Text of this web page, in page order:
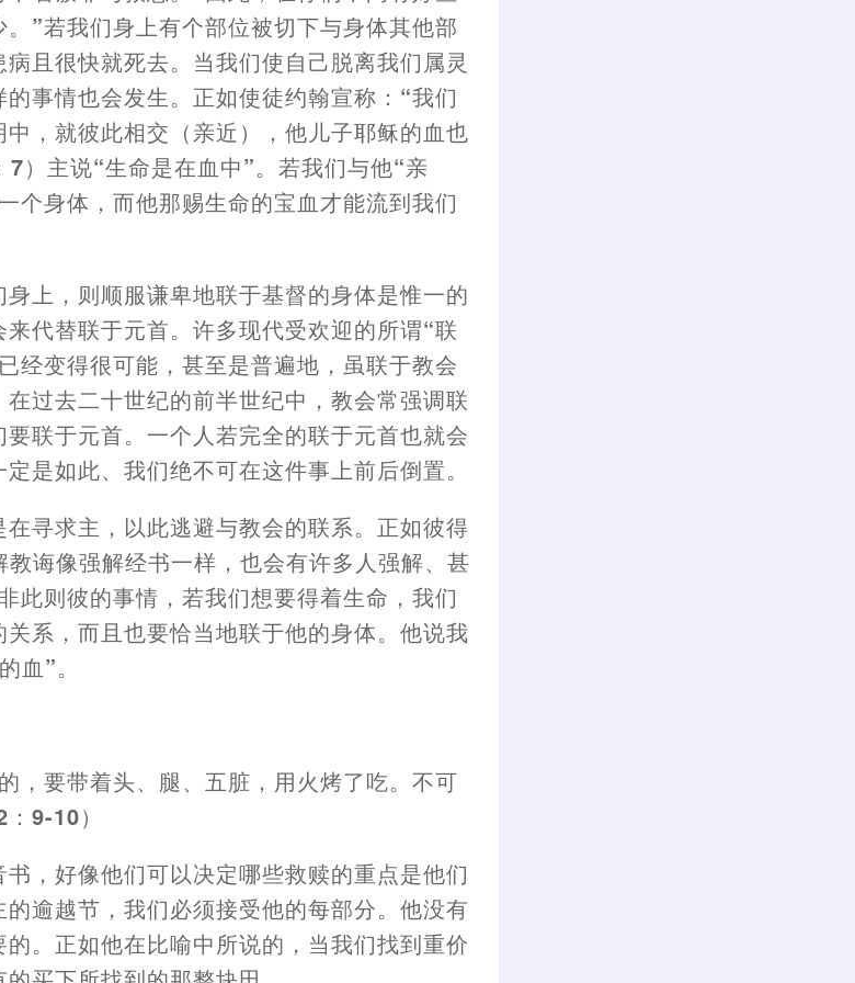
。”若我们身上有个部位被切下与身体其他部
且很快就死去。当我们使自己脱离我们属灵
的事情也会发生。正如使徒约翰宣称 ： “我们
中 ，就彼此相交 （亲近），他儿子耶稣的血也
7） 主说“生命是在血中”。若我们与他“亲
个身体 ，而他那赐生命的宝血才能流到我们
身上 ， 则顺服谦卑地联于基督的身体是惟一的
代替联于元首。许多现代受欢迎的所谓“联
经变得很可能 ，甚至是普遍地 ，虽联于教会
过去二十世纪的前半世纪中 ，教会常强调联
联于元首。一个人若完全的联于元首也就会
是如此、我们绝不可在这件事上前后倒置。
在寻求主 ， 以此逃避与教会的联系。正如彼得
教诲像强解经书一样 ，也会有许多人强解、甚
此则彼的事情 ，若我们想要得着生命 ，我们
关系 ，而且也要恰当地联于他的身体。他说我
血”。
，要带着头、腿、五脏 ， 用火烤了吃。不可
：9-10）
书 ，好像他们可以决定哪些救赎的重点是他们
的逾越节 ，我们必须接受他的每部分。他没有
。正如他在比喻中所说的 ， 当我们找到重价